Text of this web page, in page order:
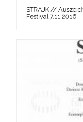
STRAJK //
Festival 7.11.2016